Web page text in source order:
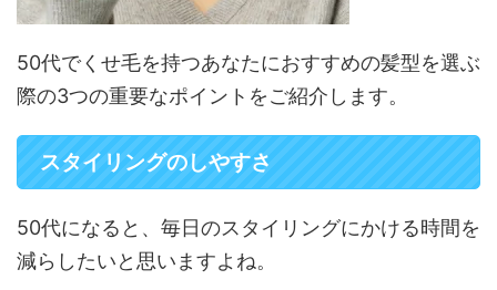
50代でくせ毛を持つあなたにおすすめの髪型を選ぶ
際の3つの重要なポイントをご紹介します。
スタイリングのしやすさ
50代になると、毎日のスタイリングにかける時間を
減らしたいと思いますよね。